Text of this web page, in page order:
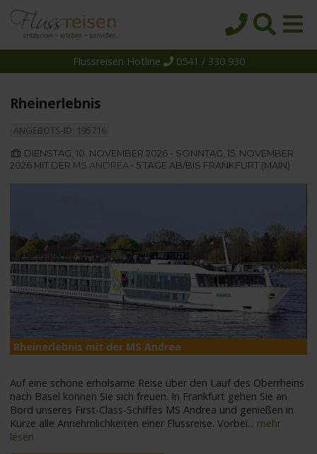
Reedereien
Wissen
Suche
Flussreisen Hotline 0541 / 330 930
Rheinerlebnis
ANGEBOTS-ID: 195716
DIENSTAG, 10. NOVEMBER 2026 - SONNTAG, 15. NOVEMBER
2026 MIT DER MS ANDREA • 5 TAGE AB/BIS FRANKFURT (MAIN)
Rheinerlebnis mit der MS Andrea
Auf eine schöne erholsame Reise über den Lauf des Oberrheins
nach Basel können Sie sich freuen. In Frankfurt gehen Sie an
Bord unseres First-Class-Schiffes MS Andrea und genießen in
Kürze alle Annehmlichkeiten einer Flussreise. Vorbei... mehr
lesen